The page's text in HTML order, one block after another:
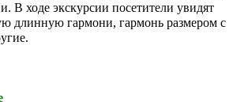
В ходе экскурсии посетители увидят
длинную гармони, гармонь размером с